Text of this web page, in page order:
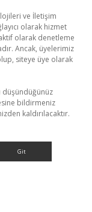
ve İletişim
olarak hizmet
olarak denetleme
Ancak, üyelerimiz
siteye üye olarak
düşündüğünüz
bildirmeniz
kaldırılacaktır.